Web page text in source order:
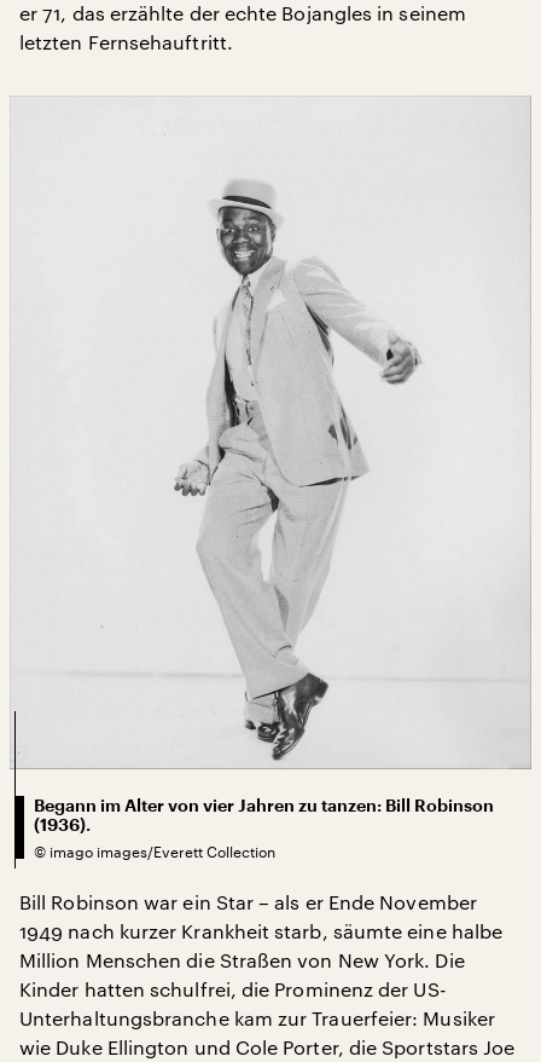
er 71, das erzählte der echte Bojangles in seinem
letzten Fernsehauftritt.
Begann im Alter von vier Jahren zu tanzen: Bill Robinson
(1936).
© imago images/Everett Collection
Bill Robinson war ein Star – als er Ende November
1949 nach kurzer Krankheit starb, säumte eine halbe
Million Menschen die Straßen von New York. Die
Kinder hatten schulfrei, die Prominenz der US-
Unterhaltungsbranche kam zur Trauerfeier: Musiker
wie Duke Ellington und Cole Porter, die Sportstars Joe